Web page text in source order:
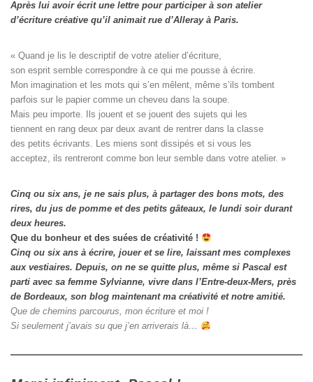
Après lui avoir écrit une lettre pour participer à son atelier
d’écriture créative qu’il animait rue d’Alleray à Paris.
« Quand je lis le descriptif de votre atelier d’écriture,
son esprit semble correspondre à ce qui me pousse à écrire.
Mon imagination et les mots qui s’en mêlent, même s’ils tombent
parfois sur le papier comme un cheveu dans la soupe.
Mais peu importe. Ils jouent et se jouent des sujets qui les
tiennent en rang deux par deux avant de rentrer dans la classe
des petits écrivants. Les miens sont dissipés et si vous les
acceptez, ils rentreront comme bon leur semble dans votre atelier. »
Cinq ou six ans, je ne sais plus, à partager des bons mots, des
rires, du jus de pomme et des petits gâteaux, le lundi soir durant
deux heures.
Que du bonheur et des suées de créativité !
Cinq ou six ans à écrire, jouer et se lire, laissant mes complexes
aux vestiaires. Depuis, on ne se quitte plus, même si Pascal est
parti avec sa femme Sylvianne, vivre dans l’Entre-deux-Mers, près
de Bordeaux, son blog maintenant ma créativité et notre amitié.
Que de chemins parcourus, mon écriture et moi !
Si seulement j’avais su que j’en arriverais là…